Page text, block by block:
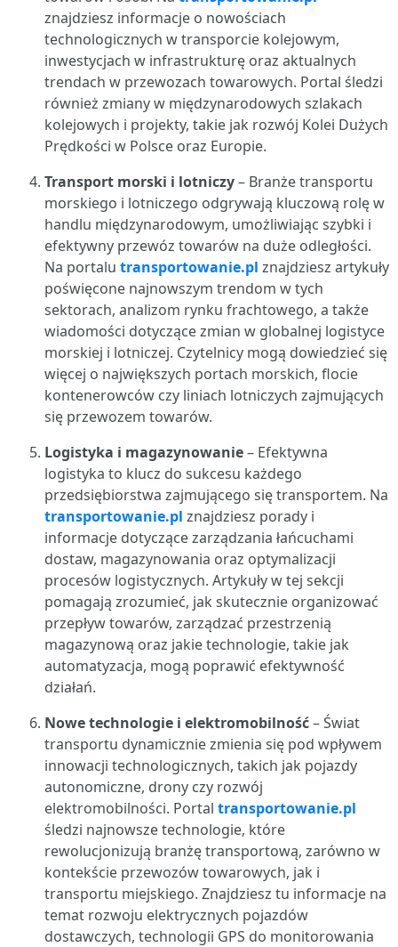
znajdziesz informacje o nowościach
technologicznych w transporcie kolejowym,
inwestycjach w infrastrukturę oraz aktualnych
trendach w przewozach towarowych. Portal śledzi
również zmiany w międzynarodowych szlakach
kolejowych i projekty, takie jak rozwój Kolei Dużych
Prędkości w Polsce oraz Europie.
Transport morski i lotniczy– Branże transportu
morskiego i lotniczego odgrywają kluczową rolę w
handlu międzynarodowym, umożliwiając szybki i
efektywny przewóz towarów na duże odległości.
Na portalu transportowanie.pl znajdziesz artykuły
poświęcone najnowszym trendom w tych
sektorach, analizom rynku frachtowego, a także
wiadomości dotyczące zmian w globalnej logistyce
morskiej i lotniczej. Czytelnicy mogą dowiedzieć się
więcej o największych portach morskich, flocie
kontenerowców czy liniach lotniczych zajmujących
się przewozem towarów.
Logistyka i magazynowanie– Efektywna
logistyka to klucz do sukcesu każdego
przedsiębiorstwa zajmującego się transportem. Na
transportowanie.pl znajdziesz porady i
informacje dotyczące zarządzania łańcuchami
dostaw, magazynowania oraz optymalizacji
procesów logistycznych. Artykuły w tej sekcji
pomagają zrozumieć, jak skutecznie organizować
przepływ towarów, zarządzać przestrzenią
magazynową oraz jakie technologie, takie jak
automatyzacja, mogą poprawić efektywność
działań.
Nowe technologie i elektromobilność– Świat
transportu dynamicznie zmienia się pod wpływem
innowacji technologicznych, takich jak pojazdy
autonomiczne, drony czy rozwój
elektromobilności. Portal transportowanie.pl
śledzi najnowsze technologie, które
rewolucjonizują branżę transportową, zarówno w
kontekście przewozów towarowych, jak i
transportu miejskiego. Znajdziesz tu informacje na
temat rozwoju elektrycznych pojazdów
dostawczych, technologii GPS do monitorowania